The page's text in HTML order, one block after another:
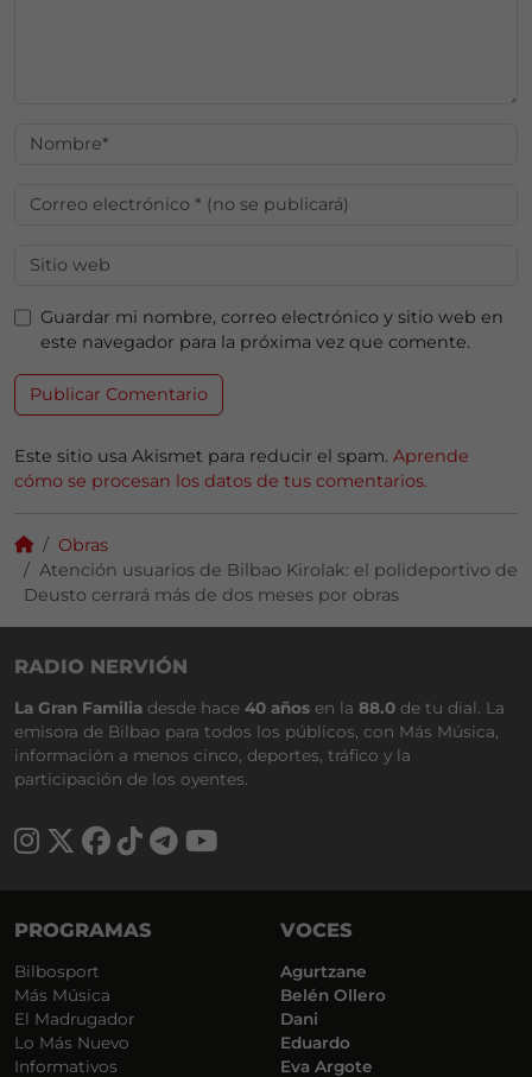
Guardar mi nombre, correo electrónico y sitio web en
este navegador para la próxima vez que comente.
Este sitio usa Akismet para reducir el spam. Aprende
cómo se procesan los datos de tus comentarios.
Obras
Atención usuarios de Bilbao Kirolak: el polideportivo de
Deusto cerrará más de dos meses por obras
RADIO NERVIÓN
La Gran Familia desde hace 40 años en la 88.0 de tu dial. La
emisora de Bilbao para todos los públicos, con Más Música,
información a menos cinco, deportes, tráfico y la
participación de los oyentes.
PROGRAMAS
Bilbosport
Más Música
El Madrugador
Lo Más Nuevo
Informativos
VOCES
Agurtzane
Belén Ollero
Dani
Eduardo
Eva Argote